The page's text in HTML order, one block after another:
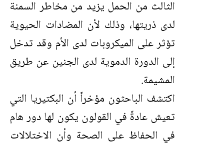
الثالث من الحمل يزيد من مخاطر السمنة
لدى ذريتها، وذلك لأن المضادات الحيوية
تؤثر على الميكروبات لدى الأم وقد تدخل
إلى الدورة الدموية لدى الجنين عن طريق
المشيمة.
اكتشف الباحثون مؤخراً أن البكتيريا التي
تعيش عادةً في القولون يكون لها دور هام
في الحفاظ على الصحة وأن الاختلالات